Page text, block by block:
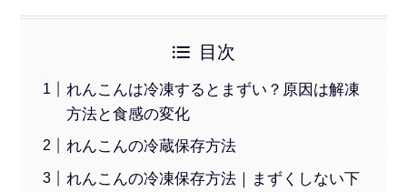
目次
れんこんは冷凍するとまずい？原因は解凍
方法と食感の変化
れんこんの冷蔵保存方法
れんこんの冷凍保存方法｜まずくしない下